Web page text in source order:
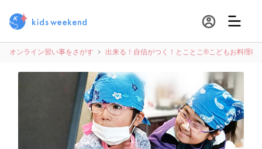
オンライン習い事をさがす 出来る！自信がつく！とことこ®️こどもお料理教